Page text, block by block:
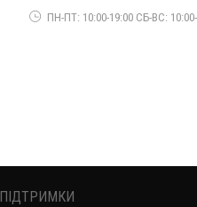
ПН-ПТ: 10:00-19:00 СБ-ВС: